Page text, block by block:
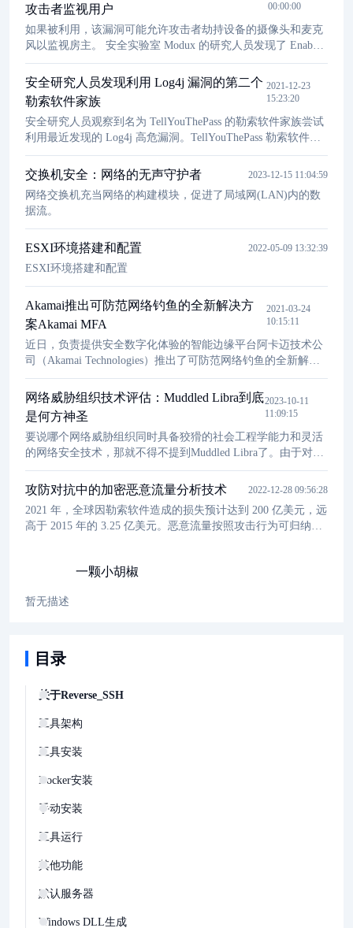
攻击者监视用户
00:00:00
如果被利用，该漏洞可能允许攻击者劫持设备的摄像头和麦克
风以监视房主。 安全实验室 Modux 的研究人员发现了 Enabot
的 Ebo Air 智能机器人的一个缺陷，该机器人旨在娱乐您的整
个家庭和宠物。根据 Modux 研究人员的发现，攻击者可以通过
利用该漏洞并监视居住者/用户来轻松入侵智能机器人。
安全研究人员发现利用 Log4j 漏洞的第二个
勒索软件家族
2021-12-23
15:23:20
安全研究人员观察到名为 TellYouThePass 的勒索软件家族尝试
利用最近发现的 Log4j 高危漏洞。TellYouThePass 勒索软件家
族被认为年代比较悠久且基本不活跃，在广泛使用的 Log4j 日
志框架发现漏洞之后，该勒索软件家族再次活跃。研究人员表
示，继 Khonsari 勒索软件之后，TellYouThePass 成为第二个被
观察到利用 Log4j 漏洞（被称为Log4Shel
交换机安全：网络的无声守护者 2023-12-15 11:04:59
网络交换机充当网络的构建模块，促进了局域网(LAN)内的数
据流。
ESXI环境搭建和配置 2022-05-09 13:32:39
ESXI环境搭建和配置
Akamai推出可防范网络钓鱼的全新解决方
案Akamai MFA
2021-03-24
10:15:11
近日，负责提供安全数字化体验的智能边缘平台阿卡迈技术公
司（Akamai Technologies）推出了可防范网络钓鱼的全新解决
方案Akamai MFA，旨在使企业能够快速部署FIDO2多因素身份
验证（MFA），而无需部署和管理硬件安全密钥。Akamai
MFA使用智能手机应用程序将现有智能手机转变为硬件安全密
钥，进而实现流畅的用户体验。
网络威胁组织技术评估：Muddled Libra到底
是何方神圣
2023-10-11
11:09:15
要说哪个网络威胁组织同时具备狡猾的社会工程学能力和灵活
的网络安全技术，那就不得不提到Muddled Libra了。由于对企
业信息技术有着深入的了解，即使你的组织机构拥有完善的传
统网络防御系统，Muddled Libra也会对你产生巨大的威胁。
攻防对抗中的加密恶意流量分析技术 2022-12-28 09:56:28
2021 年，全球因勒索软件造成的损失预计达到 200 亿美元，远
高于 2015 年的 3.25 亿美元。恶意流量按照攻击行为可归纳为
容特征、数据流特征及网络连接行为特征等具体特征进行划
一颗小胡椒
暂无描述
目录
关于Reverse_SSH
工具架构
工具安装
Docker安装
手动安装
工具运行
其他功能
默认服务器
Windows DLL生成